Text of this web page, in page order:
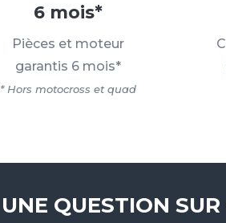
6 mois*
Pièces et moteur
garantis 6 mois*
* Hors motocross et quad
UNE QUESTION